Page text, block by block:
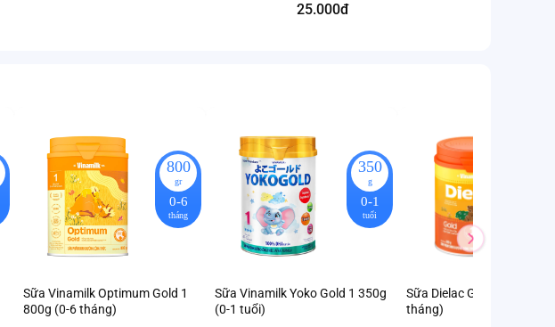
25.000đ
800
gr
0-6
tháng
Sữa Vinamilk Optimum Gold 1
800g (0-6 tháng)
350
g
0-1
tuổi
Sữa Vinamilk Yoko Gold 1 350g
(0-1 tuổi)
Sữa Dielac Gold 1, 800g
tháng)